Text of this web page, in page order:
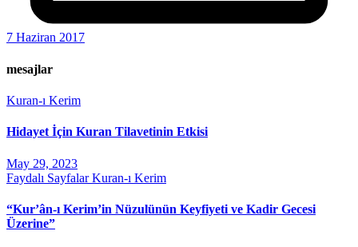
7 Haziran 2017
mesajlar
Kuran-ı Kerim
Hidayet İçin Kuran Tilavetinin Etkisi
May 29, 2023
Faydalı SayfalarKuran-ı Kerim
“Kur’ân-ı Kerim’in Nüzulünün Keyfiyeti ve Kadir Gecesi
Üzerine”